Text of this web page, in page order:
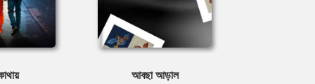
আবছা আড়াল